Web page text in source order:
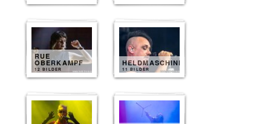
RUE
OBERKAMPF
12 BILDER
HELDMASCHINE
11 BILDER